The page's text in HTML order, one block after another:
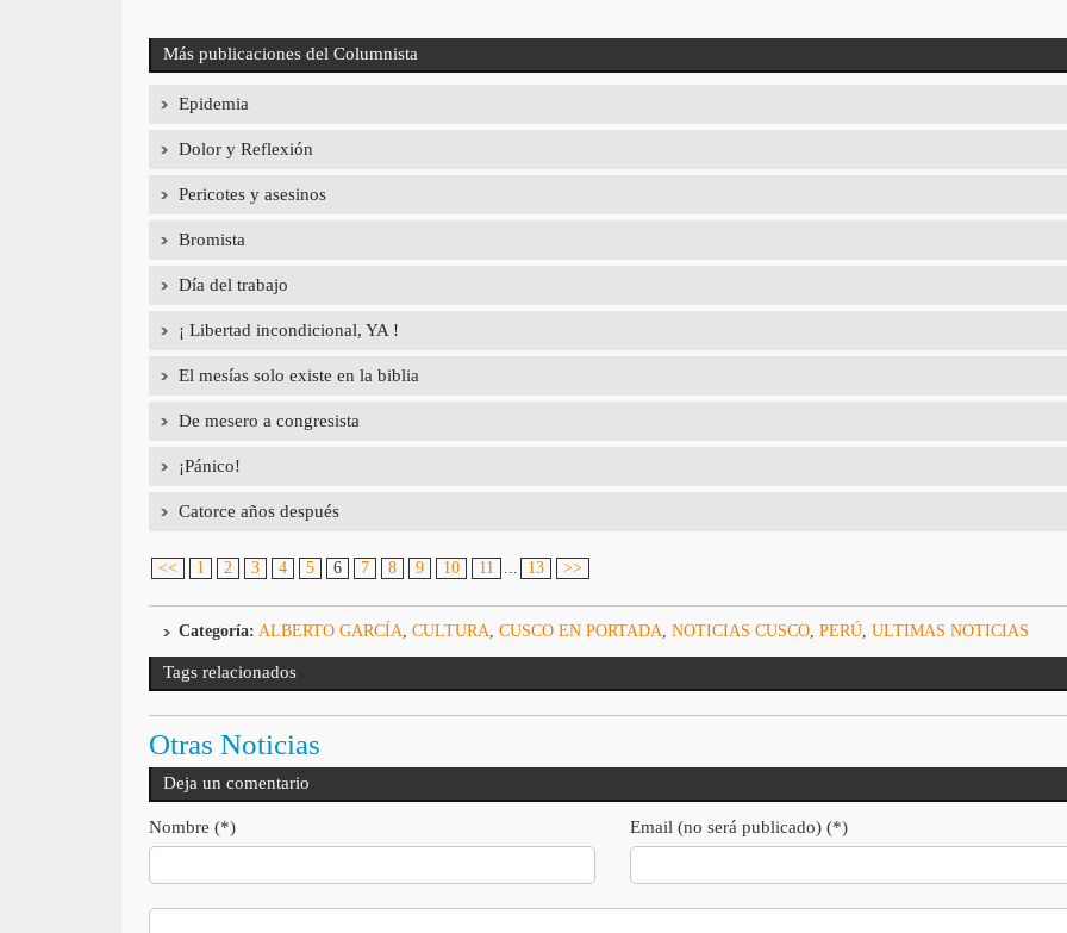
Más publicaciones del Columnista
Epidemia
Dolor y Reflexión
Pericotes y asesinos
Bromista
Día del trabajo
¡ Libertad incondicional, YA !
El mesías solo existe en la biblia
De mesero a congresista
¡Pánico!
Catorce años después
<< 1 2 3 4 5 6 7 8 9 10 11 13 >>
Categoría: ALBERTO GARCÍA CULTURA CUSCO EN PORTADA NOTICIAS CUSCO, PERÚ, ULTIMAS NOTICIAS
Tags relacionados
Otras Noticias
Deja un comentario
Nombre (*) Email (no será publicado) (*)